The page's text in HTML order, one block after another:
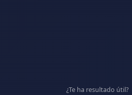
¿Te ha resultado útil?